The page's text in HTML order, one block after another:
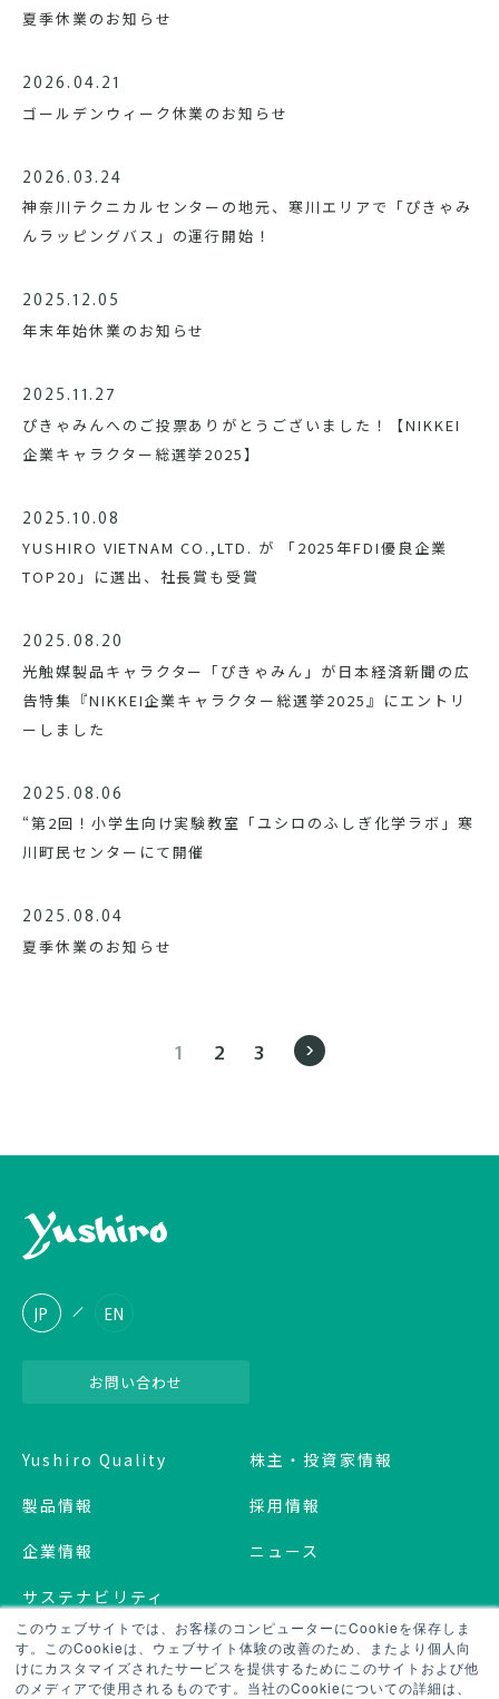
このウェブサイトでは、お客様のコンピューターにCookieを保存しま
す。このCookieは、ウェブサイト体験の改善のため、またより個人向
けにカスタマイズされたサービスを提供するためにこのサイトおよび他
のメディアで使用されるものです。当社のCookieについての詳細は、
夏季休業のお知らせ
2026.04.21
ゴールデンウィーク休業のお知らせ
2026.03.24
神奈川テクニカルセンターの地元、寒川エリアで「ぴきゃみ
んラッピングバス」の運行開始！
2025.12.05
年末年始休業のお知らせ
2025.11.27
ぴきゃみんへのご投票ありがとうございました！【NIKKEI
企業キャラクター総選挙2025】
2025.10.08
YUSHIRO VIETNAM CO.,LTD. が 「2025年FDI優良企業
TOP20」に選出、社長賞も受賞
2025.08.20
光触媒製品キャラクター「ぴきゃみん」が日本経済新聞の広
告特集『NIKKEI企業キャラクター総選挙2025』にエントリ
ーしました
2025.08.06
“第2回！小学生向け実験教室「ユシロのふしぎ化学ラボ」寒
川町民センターにて開催
2025.08.04
夏季休業のお知らせ
1 2 3
JP EN
お問い合わせ
Yushiro Quality
製品情報
企業情報
サステナビリティ
株主・投資家情報
採用情報
ニュース
プライバシーポリシー